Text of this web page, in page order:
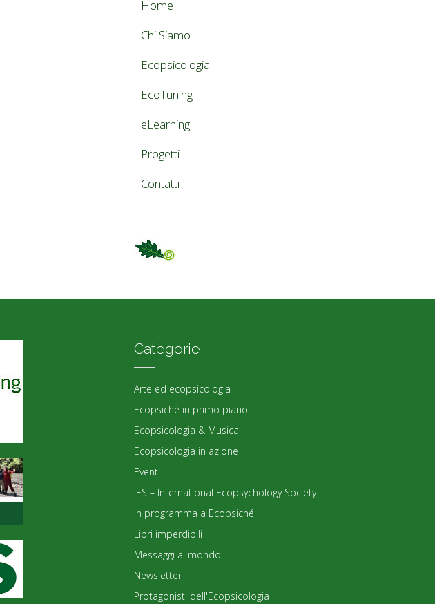
Home
Chi Siamo
Ecopsicologia
EcoTuning
eLearning
Progetti
Contatti
Categorie
Arte ed ecopsicologia
Ecopsiché in primo piano
Ecopsicologia & Musica
Ecopsicologia in azione
Eventi
IES – International Ecopsychology Society
In programma a Ecopsiché
Libri imperdibili
Messaggi al mondo
Newsletter
Protagonisti dell'Ecopsicologia